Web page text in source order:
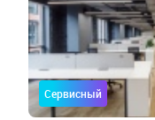
Сервисный